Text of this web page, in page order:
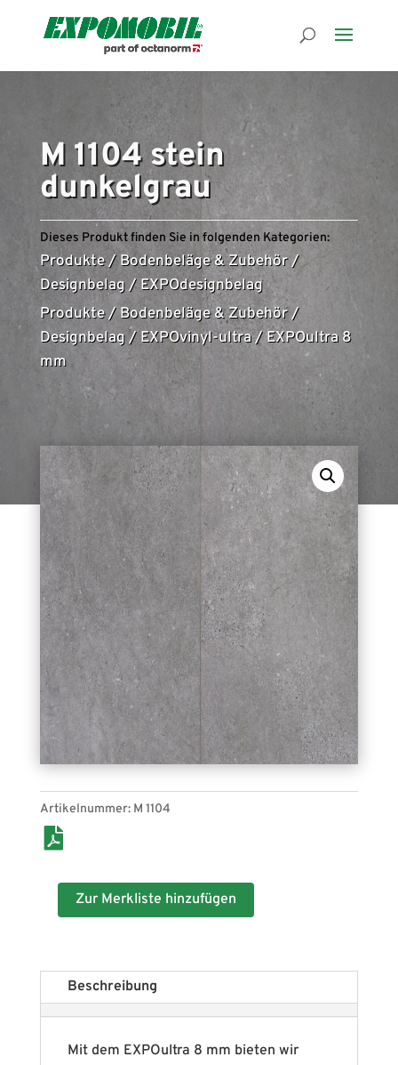
M 1104 stein
dunkelgrau
Dieses Produkt finden Sie in folgenden Kategorien:
Produkte/ Bodenbeläge & Zubehör/
Designbelag/ EXPOdesignbelag
Produkte/Bodenbeläge & Zubehör/
Designbelag/ EXPOvinyl-ultra/EXPOultra 8
mm
EXPOultra 8 mm M 1104 (stein dunkelgrau).
Planken, für den Indoor-Bereich geeignet.
Artikelnummer: M 1104
Zur Merkliste hinzufügen
Beschreibung
Mit dem EXPOultra 8 mm bieten wir